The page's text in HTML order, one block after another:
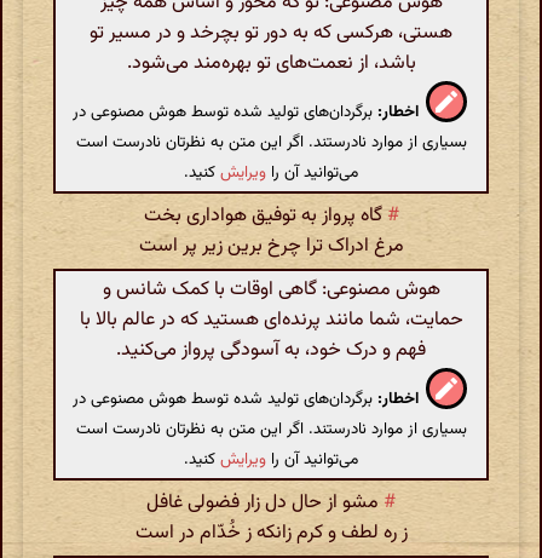
هستی، هرکسی که به دور تو بچرخد و در مسیر تو
باشد، از نعمت‌های تو بهره‌مند می‌شود.
اخطار: برگردان‌های تولید شده توسط هوش مصنوعی در
بسیاری از موارد نادرستند. اگر این متن به نظرتان نادرست است
می‌توانید آن را ویرایشکنید.
#گاه پرواز به توفیق هواداری بخت
مرغ ادراک ترا چرخ برین زیر پر است
هوش مصنوعی: گاهی اوقات با کمک شانس و
حمایت، شما مانند پرنده‌ای هستید که در عالم بالا با
فهم و درک خود، به آسودگی پرواز می‌کنید.
اخطار: برگردان‌های تولید شده توسط هوش مصنوعی در
بسیاری از موارد نادرستند. اگر این متن به نظرتان نادرست است
می‌توانید آن را ویرایشکنید.
# مشو از حال دل زار فضولی غافل
ز ره لطف و کرم زانکه ز خُدّام در است